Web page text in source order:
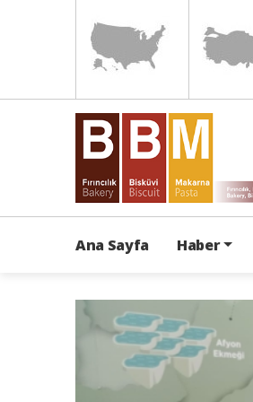
Ana Sayfa Haber